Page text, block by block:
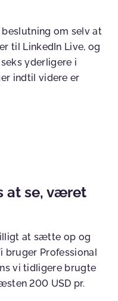
om selv at
til LinkedIn Live, og
yderligere i
indtil videre er
at se, været
at sætte op og
bruger Professional
vi tidligere brugte
200 USD pr.